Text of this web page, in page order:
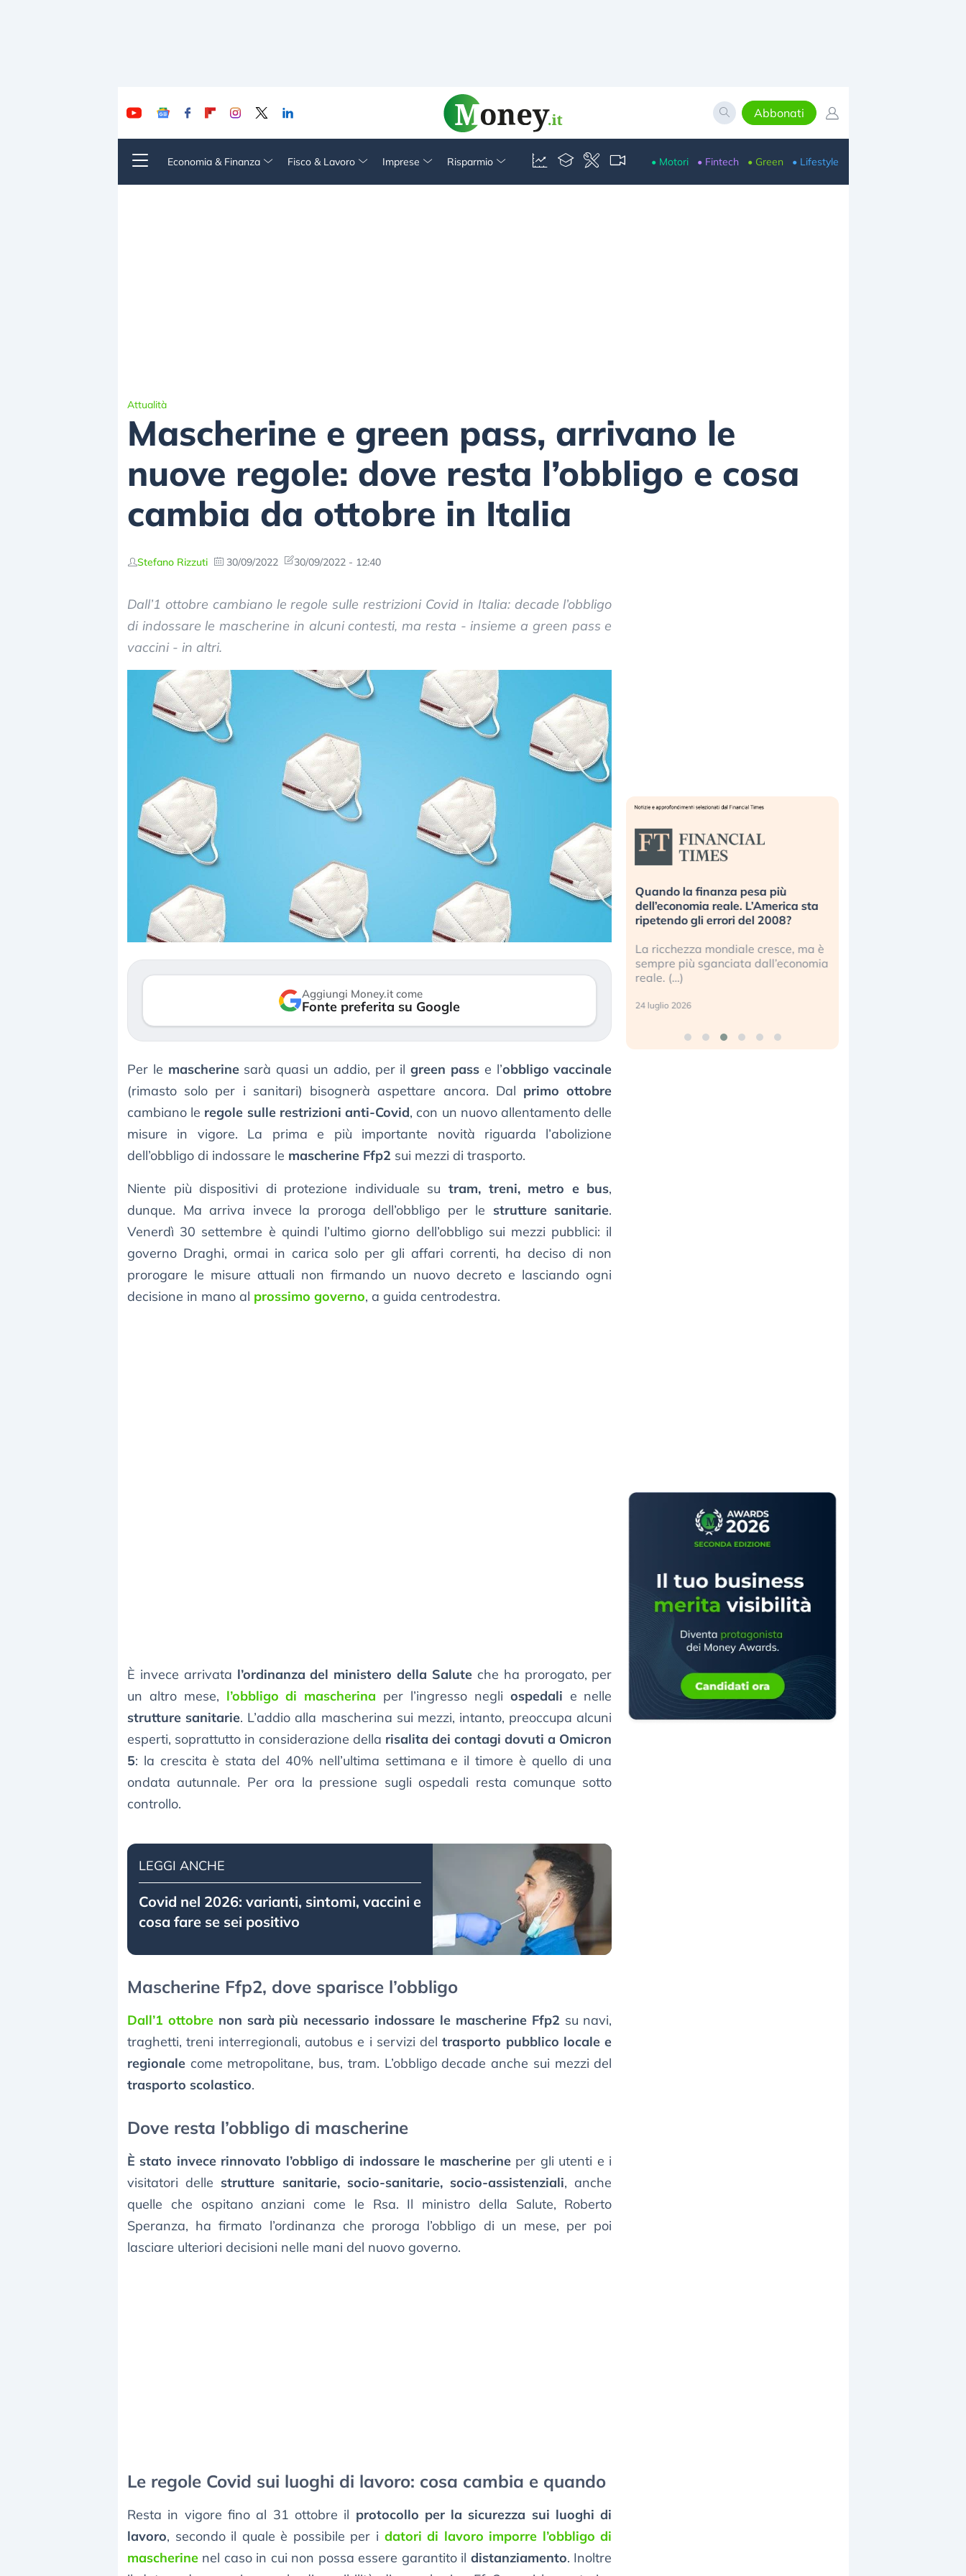
Abbonati
Economia & Finanza Fisco & Lavoro Imprese Risparmio • Motori • Fintech • Green • Lifestyle
Attualità
Mascherine e green pass, arrivano le
nuove regole: dove resta l’obbligo e cosa
cambia da ottobre in Italia
Stefano Rizzuti 30/09/2022 30/09/2022 - 12:40
Dall’1 ottobre cambiano le regole sulle restrizioni Covid in Italia: decade l’obbligo
di indossare le mascherine in alcuni contesti, ma resta - insieme a green pass e
vaccini - in altri.
Aggiungi Money.it come
Fonte preferita su Google
Per le mascherinesarà quasi un addio, per ilgreen pass e l’obbligo vaccinale
(rimasto solo per i sanitari) bisognerà aspettare ancora. Dal primo ottobre
cambiano le regole sulle restrizioni anti-Covid, con un nuovo allentamento delle
misure in vigore. La prima e più importante novità riguarda l’abolizione
dell’obbligo di indossare le mascherine Ffp2 sui mezzi di trasporto.
Niente più dispositivi di protezione individuale sutram, treni, metro e bus,
dunque. Ma arriva invece la proroga dell’obbligo per le strutture sanitarie.
Venerdì 30 settembre è quindi l’ultimo giorno dell’obbligo sui mezzi pubblici: il
governo Draghi, ormai in carica solo per gli affari correnti, ha deciso di non
prorogare le misure attuali non firmando un nuovo decreto e lasciando ogni
decisione in mano al prossimo governo, a guida centrodestra.
È invece arrivata l’ordinanza del ministero della Saluteche ha prorogato, per
un altro mese, l’obbligo di mascherina per l’ingresso negli ospedali e nelle
strutture sanitarie. L’addio alla mascherina sui mezzi, intanto, preoccupa alcuni
esperti, soprattutto in considerazione della risalita dei contagi dovuti a Omicron
5: la crescita è stata del 40% nell’ultima settimana e il timore è quello di una
ondata autunnale. Per ora la pressione sugli ospedali resta comunque sotto
controllo.
LEGGI ANCHE
Covid nel 2026: varianti, sintomi, vaccini e
cosa fare se sei positivo
Mascherine Ffp2, dove sparisce l’obbligo
Dall’1 ottobre non sarà più necessario indossare le mascherine Ffp2 su navi,
traghetti, treni interregionali, autobus e i servizi deltrasporto pubblico locale e
regionale come metropolitane, bus, tram. L’obbligo decade anche sui mezzi del
trasporto scolastico.
Dove resta l’obbligo di mascherine
È stato invece rinnovato l’obbligo di indossare le mascherineper gli utenti e i
visitatori delle strutture sanitarie, socio-sanitarie, socio-assistenziali, anche
quelle che ospitano anziani come le Rsa. Il ministro della Salute, Roberto
Speranza, ha firmato l’ordinanza che proroga l’obbligo di un mese, per poi
lasciare ulteriori decisioni nelle mani del nuovo governo.
Le regole Covid sui luoghi di lavoro: cosa cambia e quando
Resta in vigore fino al 31 ottobre il protocollo per la sicurezza sui luoghi di
lavoro, secondo il quale è possibile per i datori di lavoro imporre l’obbligo di
mascherine nel caso in cui non possa essere garantito il distanziamento. Inoltre
Dalle valutazioni estreme alla
correzione. Cosa sta guidando il
repricing degli asset?
mostrando segni di stanchezza
verso le (…)
«La mia vita è rovinata». Investitori
in preda al panico dopo lo scoppio
della bolla AI
Kospi, mentre gli investitori retail (…)
30 luglio 2026
Quando la finanza pesa più
dell’economia reale. L’America sta
ripetendo gli errori del 2008?
La ricchezza mondiale cresce, ma è
sempre più sganciata dall’economia
reale. (…)
24 luglio 2026